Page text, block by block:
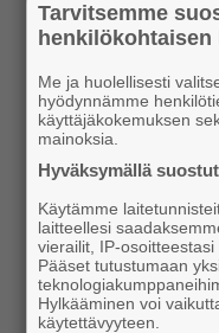
Tarvitsemme
Me ja huolellisesti
hyödynnämme
käyttäjäkokemuksen
mainoksia.
Hyväksymällä
Käytämme
laitteellesi
vierailit, IP-
Pääset tutustumaan
Hylkääminen voi
käytettävyyteen.